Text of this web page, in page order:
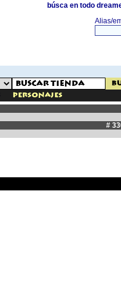
búsca en todo
Personajes
#